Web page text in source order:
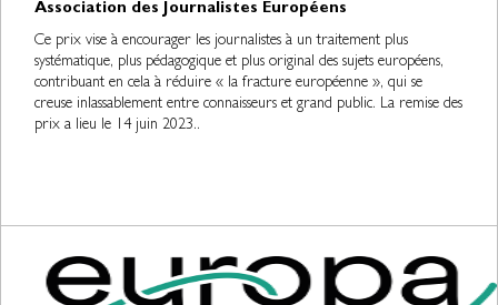
Association des Journalistes Européens
Ce prix vise à encourager les journalistes à un traitement plus
systématique, plus pédagogique et plus original des sujets européens,
contribuant en cela à réduire « la fracture européenne », qui se
creuse inlassablement entre connaisseurs et grand public. La remise des
prix a lieu le 14 juin 2023..